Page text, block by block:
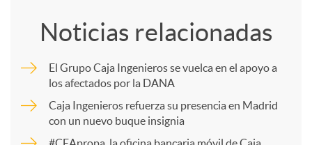
p
Noticias relacionadas
El Grupo Caja Ingenieros se vuelca en el apoyo a
los afectados por la DANA
Caja Ingenieros refuerza su presencia en Madrid
con un nuevo buque insignia